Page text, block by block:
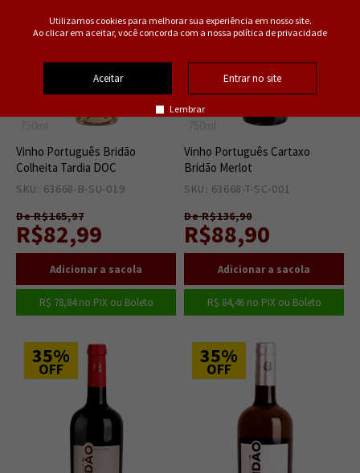
Utilizamos cookies para melhorar sua experiência em nosso site.
Ao clicar em aceitar, você concorda com a nossa política de privacidade
Aceitar Entrar no site
Lembrar
Vinho Português Bridão
Colheita Tardia DOC
SKU: 63668-B-SU-019
De R$165,97
R$82,99
R$ 78,84no PIX ou Boleto
Vinho Português Cartaxo
Bridão Merlot
SKU: 63668-T-SC-001
De R$136,90
R$88,90
R$ 84,46no PIX ou Boleto
35%
OFF
35%
OFF